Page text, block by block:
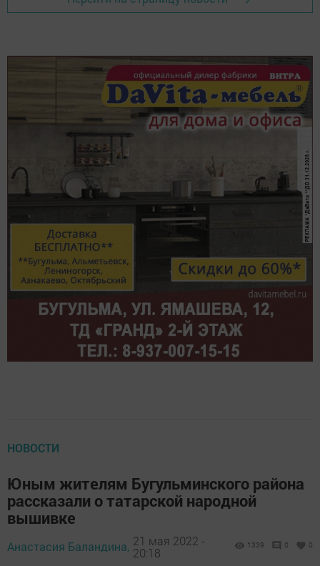
НОВОСТИ
Юным жителям Бугульминского района
рассказали о татарской народной
вышивке
Анастасия Баландина, 21 мая 2022 -
20:18
1339 0 0